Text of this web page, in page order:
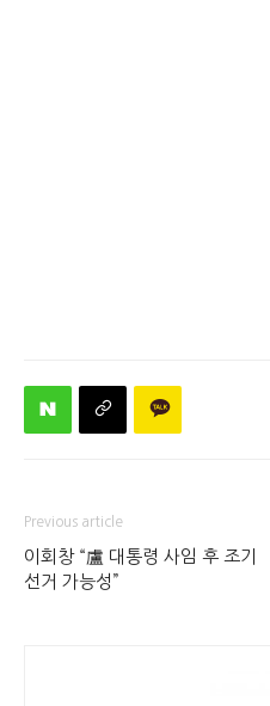
Previous article
이회창 “盧 대통령 사임 후 조기
선거 가능성”